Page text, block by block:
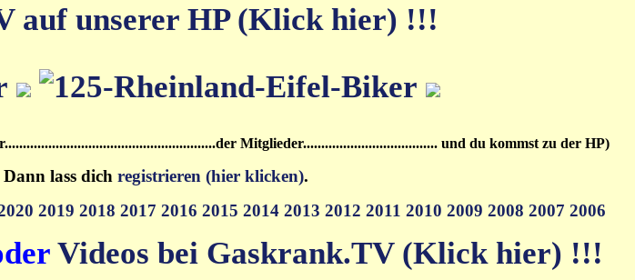
auf unserer HP (Klick hier) !!!
Mitglieder..................................... und du kommst zu der HP)
lass dich registrieren (hier klicken).
2019 2018 2017 2016 2015 2014 2013 2012 2011 2010 2009 2008 2007 2006
Videos bei Gaskrank.TV (Klick hier) !!!